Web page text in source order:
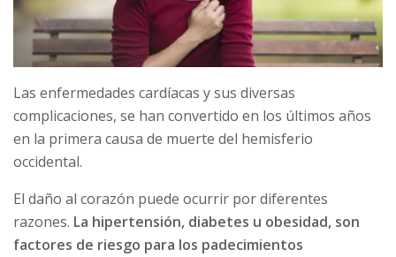
Las enfermedades cardíacas y sus diversas
complicaciones, se han convertido en los últimos años
en la primera causa de muerte del hemisferio
occidental.
El daño al corazón puede ocurrir por diferentes
razones. La hipertensión, diabetes u obesidad, son
factores de riesgo para los padecimientos